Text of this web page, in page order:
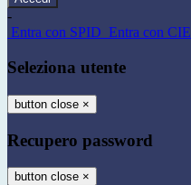
-
Entra con SPID Entra con CIE
Seleziona utente
button close ×
Recupero password
button close ×